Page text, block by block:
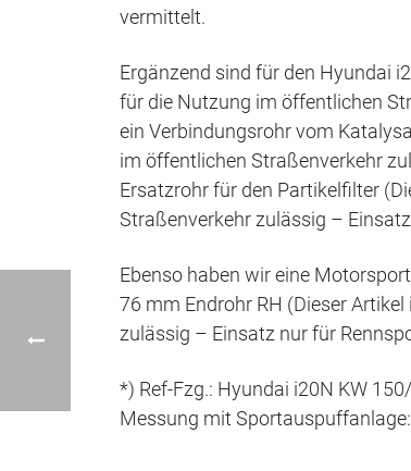
vermittelt.
Ergänzend sind für den Hyundai
für die Nutzung im öffentlichen
ein Verbindungsrohr vom
im öffentlichen Straßenverkehr
Ersatzrohr für den Partikelfilter
Straßenverkehr zulässig –
Ebenso haben wir eine
76 mm Endrohr RH (Dieser
zulässig – Einsatz nur für
*) Ref-Fzg.: Hyundai i20N KW
Messung mit